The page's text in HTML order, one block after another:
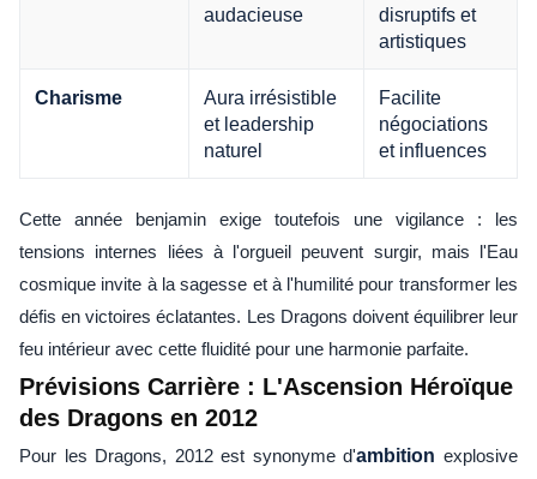
audacieuse
disruptifs et
artistiques
Charisme
Aura irrésistible
et leadership
naturel
Facilite
négociations
et influences
Cette année benjamin exige toutefois une vigilance : les
tensions internes liées à l'orgueil peuvent surgir, mais l'Eau
cosmique invite à la sagesse et à l'humilité pour transformer les
défis en victoires éclatantes. Les Dragons doivent équilibrer leur
feu intérieur avec cette fluidité pour une harmonie parfaite.
Prévisions Carrière : L'Ascension Héroïque
des Dragons en 2012
Pour les Dragons, 2012 est synonyme d'ambition explosive